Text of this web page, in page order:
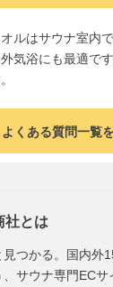
ルはサウナ室内
気浴にも最適で
よくある質問一覧
社とは
つかる。国内外
サウナ専門ECサ